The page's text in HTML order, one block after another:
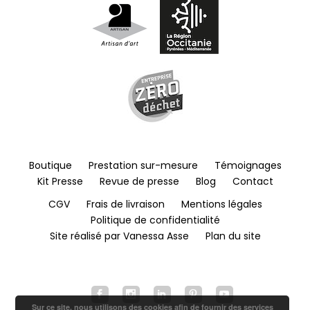
Boutique Prestation sur-mesure
Témoignages
Kit Presse
Revue de presse Blog
Contact
CGV
Frais de livraison
Mentions légales
Politique de confidentialité
Site réalisé par Vanessa Asse
Plan du site
Sur ce site, nous utilisons des cookies afin de fournir des services